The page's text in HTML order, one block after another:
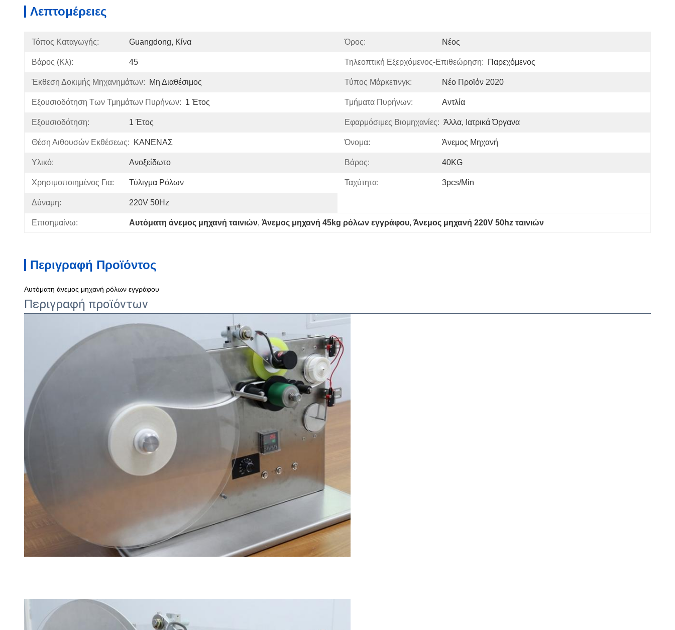
Λεπτομέρειες
Τόπος Καταγωγής: Guangdong, Κίνα Όρος: Νέος
Βάρος (κλ): 45 Τηλεοπτική Εξερχόμενος-Επιθεώρηση: Παρεχόμενος
Έκθεση Δοκιμής Μηχανημάτων: Μη Διαθέσιμος Τύπος Μάρκετινγκ: Νέο Προϊόν 2020
Εξουσιοδότηση Των Τμημάτων Πυρήνων: 1 Έτος Τμήματα Πυρήνων: Αντλία
Εξουσιοδότηση: 1 Έτος Εφαρμόσιμες Βιομηχανίες: Άλλα, Ιατρικά Όργανα
Θέση Αιθουσών Εκθέσεως: ΚΑΝΕΝΑΣ Όνομα: Άνεμος Μηχανή
Υλικό: Ανοξείδωτο Βάρος: 40KG
Χρησιμοποιημένος Για: Τύλιγμα Ρόλων Ταχύτητα: 3pcs/min
Δύναμη: 220V 50Hz
Επισημαίνω: Αυτόματη άνεμος μηχανή ταινιών, Άνεμος μηχανή 45kg ρόλων εγγράφου, Άνεμος μηχανή 220V 50hz ταινιών
Περιγραφή Προϊόντος
Αυτόματη άνεμος μηχανή ρόλων εγγράφου
Περιγραφή προϊόντων